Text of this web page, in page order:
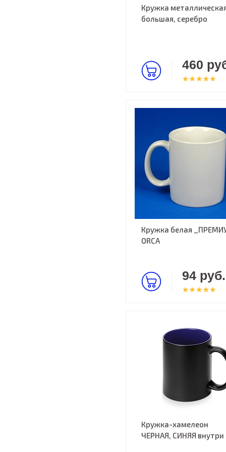
Кружка
большая, серебро
460
Кружка белая
ORCA
94 руб.
Кружка-хамелеон
ЧЕРНАЯ, СИНЯЯ внутри